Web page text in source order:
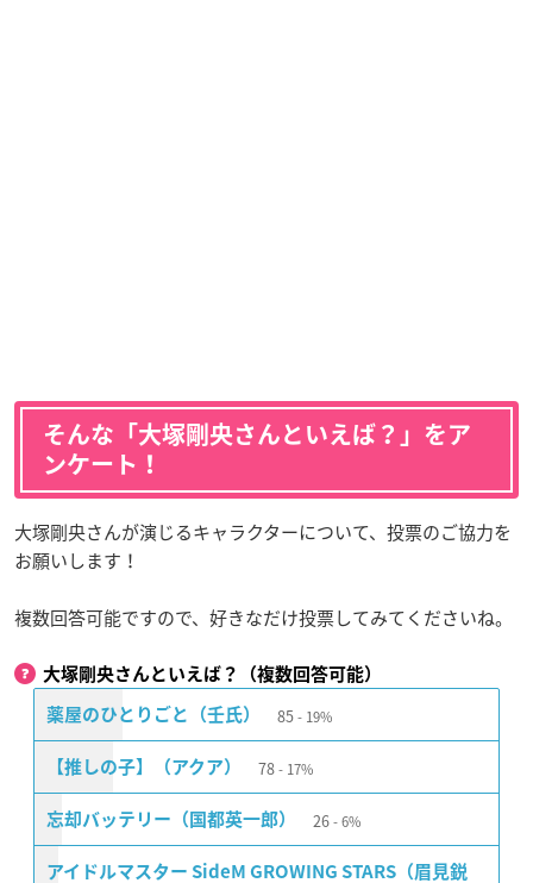
そんな「大塚剛央さんといえば？」をア
ンケート！
大塚剛央さんが演じるキャラクターについて、投票のご協力を
お願いします！
複数回答可能ですので、好きなだけ投票してみてくださいね。
大塚剛央さんといえば？（複数回答可能）
薬屋のひとりごと（壬氏） 85 19%
【推しの子】（アクア） 78 17%
忘却バッテリー（国都英一郎） 26 6%
アイドルマスター SideM GROWING STARS（眉見鋭